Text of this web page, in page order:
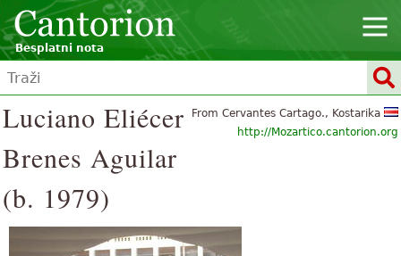
Besplatni nota
From Cervantes Cartago., Kostarika
http://Mozartico.cantorion.org
Luciano Eliécer
Brenes Aguilar
(b. 1979)